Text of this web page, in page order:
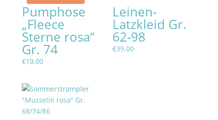
Pumphose
„Fleece
Sterne rosa“
Gr. 74
€10.00
Leinen-
Latzkleid Gr.
62-98
€39.00